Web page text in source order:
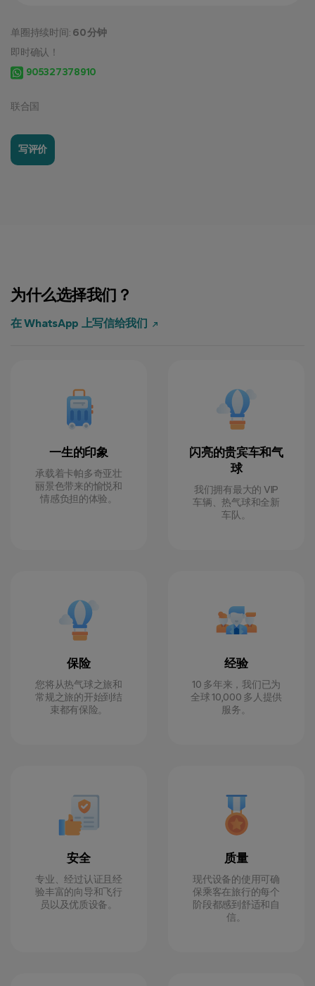
联合国
写评价
单圈持续时间: 60 分钟
即时确认！
905327378910
为什么选择我们？
在 WhatsApp 上写信给我们
一生的印象
承载着卡帕多奇亚壮
丽景色带来的愉悦和
情感负担的体验。
闪亮的贵宾车和气
球
我们拥有最大的 VIP
车辆、热气球和全新
车队。
保险
您将从热气球之旅和
常规之旅的开始到结
束都有保险。
经验
10 多年来，我们已为
全球 10,000 多人提供
服务。
安全
专业、经过认证且经
验丰富的向导和飞行
员以及优质设备。
质量
现代设备的使用可确
保乘客在旅行的每个
阶段都感到舒适和自
信。